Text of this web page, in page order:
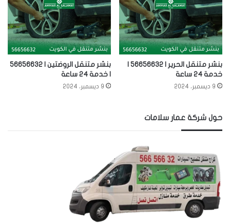
خدمة 24 ساعة
9 ديسمبر، 2024
بنشر متنقل الروضتين | 56656632
| خدمة 24 ساعة
9 ديسمبر، 2024
حول شركة عمار سلامات